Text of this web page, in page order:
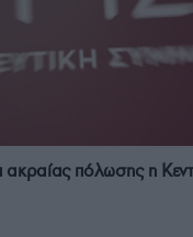
ακραίας πόλωσης η